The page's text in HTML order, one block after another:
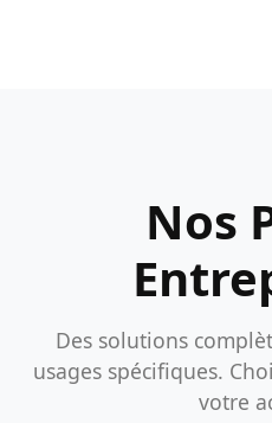
Nos
Des solutions
usages spécifiques.
votre